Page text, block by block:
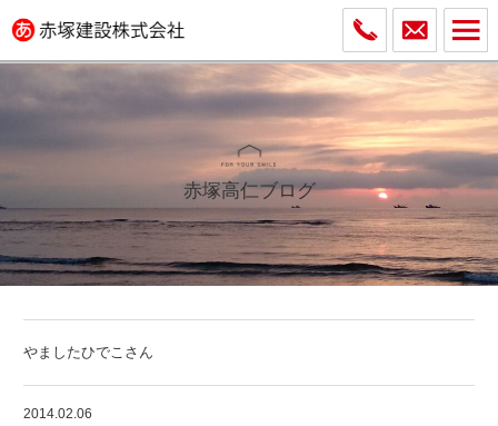
赤塚高仁ブログ
やましたひでこさん
2014.02.06